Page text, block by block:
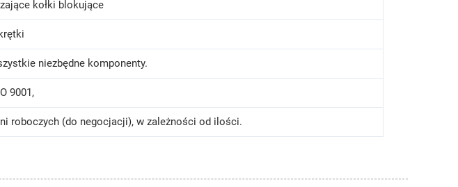
kołki blokujące
niezbędne komponenty.
9001,
roboczych (do negocjacji), w zależności od ilości.